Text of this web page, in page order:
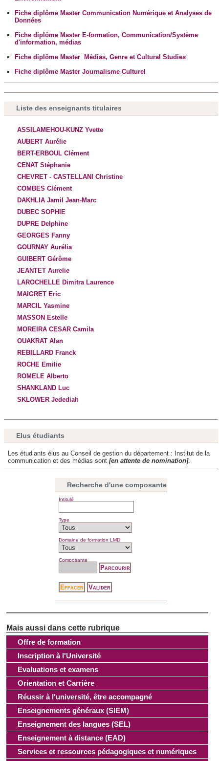
Offre de formation
Inscription à l'Université
Evaluations et examens
Orientation et Carrière
Réussir à l'université, être accompagné
Enseignements généraux (SIEM)
Enseignement des langues (SEL)
Enseignement à distance (EAD)
Services et ressources pédagogiques et numériques
Fiche diplôme Master Communication Numérique et Analyses de
Données
Fiche diplôme Master E-formation, Communication/Système
d'information, médias
Fiche diplôme Master Médias, Genre et Cultural Studies
Fiche diplôme Master Journalisme Culturel
Liste des enseignants titulaires
ASSILAMEHOU-KUNZ Yvette
AUBERT Aurélie
BERT-ERBOUL Clément
CENAT Stéphanie
CHEVRET - CASTELLANI Christine
COMBES Clément
DAKHLIA Jamil Jean-Marc
DUBEC SOPHIE
DUPRE Delphine
GEORGES Fanny
GOURNAY Aurélia
GUIBERT Gérôme
JEANTET Aurelie
LAROCHELLE Dimitra Laurence
MAIGRET Eric
MARCIL Yasmine
MASSON Estelle
MOREIRA CESAR Camila
OUAKRAT Alan
REBILLARD Franck
ROCHE Emilie
ROMELE Alberto
SHANKLAND Luc
SKLOWER Jedediah
Elus étudiants
Les étudiants élus au Conseil de gestion du département : Institut de la
communication et des médias sont [en attente de nomination].
Recherche d'une composante
Intitulé
Type
Domaine de formation LMD
Composante